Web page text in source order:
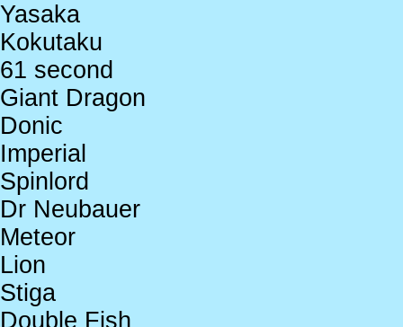
Yasaka
Kokutaku
61 second
Giant Dragon
Donic
Imperial
Spinlord
Dr Neubauer
Meteor
Lion
Stiga
Double Fish